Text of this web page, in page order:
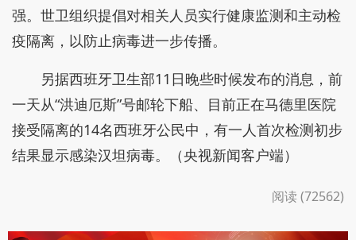
强。世卫组织提倡对相关人员实行健康监测和主动检
疫隔离，以防止病毒进一步传播。
另据西班牙卫生部11日晚些时候发布的消息，前
一天从“洪迪厄斯”号邮轮下船、目前正在马德里医院
接受隔离的14名西班牙公民中，有一人首次检测初步
结果显示感染汉坦病毒。（央视新闻客户端）
阅读 (72562)